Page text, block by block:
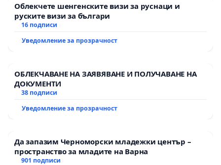
Облекчете шенгенските визи за руснаци и
руските визи за българи
16 подписи
Уведомление за прозрачност
ОБЛЕКЧАВАНЕ НА ЗАЯВЯВАНЕ И ПОЛУЧАВАНЕ НА
ДОКУМЕНТИ
38 подписи
Уведомление за прозрачност
Да запазим Черноморски младежки център –
пространство за младите на Варна
901 подписи